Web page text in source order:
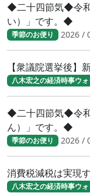
◆二十四節気◆令
い）」です。◆
季節のお便り 2026 /
【衆議院選挙後】
八木宏之の経済時事ウ
◆二十四節気◆令
ん）」です。◆
季節のお便り 2026 /
消費税減税は実現
八木宏之の経済時事ウ